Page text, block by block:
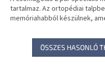
tartalmaz. Az ortopédiai
memóriahabból készülnek,
ÖSSZES HASONLÓ